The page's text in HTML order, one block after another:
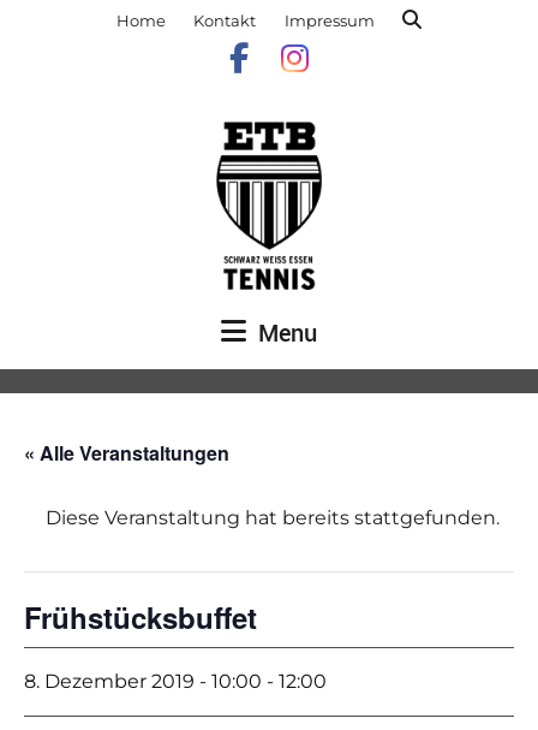
Home Kontakt Impressum
Menu
« Alle Veranstaltungen
Diese Veranstaltung hat bereits stattgefunden.
Frühstücksbuffet
8. Dezember 2019 - 10:00 - 12:00